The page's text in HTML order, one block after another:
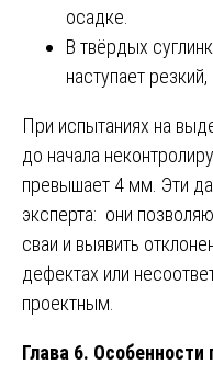
осадке.
В твёрдых
наступает
При испытаниях на
до начала
превышает 4 мм. Эти
эксперта: они
сваи и выявить
дефектах или
проектным.
Глава 6.